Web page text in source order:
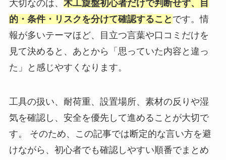
大切なのは、 木工旋盤初心者だけで判断せず、目
的・条件・リスクを分けて確認すること です。情
報が多いテーマほど、目立つ言葉や口コミだけを
見て決めると、あとから「思っていた内容と違っ
た」と感じやすくなります。
工具の扱い、耐荷重、設置場所、素材の反りや湿
気を確認し、安全を優先して進めることが大切で
す。 そのため、この記事では断定的な言い方を避
けながら、初心者でも確認しやすい順番でまとめ